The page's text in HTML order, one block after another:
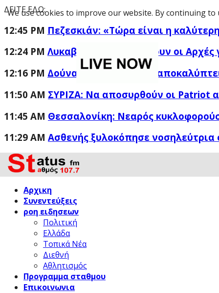
ΔΕΙΤΕ ΕΔΩ:
12:45 PM Πεζεσκιάν: «Τώρα είναι η
12:24 PM Λυκαβηττός: Τι εξετάζουν οι Αρχές
12:16 PM Δούναβης: Η ξηρασία
11:50 AM ΣΥΡΙΖΑ: Να αποσυρθούν οι Patriot
11:45 AM Θεσσαλονίκη: Νεαρός
11:29 AM Ασθενής ξυλοκόπησε νοσηλεύτρια
Αρχικη
Συνεντεύξεις
ροη ειδησεων
Πολιτική
Ελλάδα
Τοπικά Νέα
Διεθνή
Αθλητισμός
Προγραμμα σταθμου
Επικοινωνια
We use cookies to improve our website. By continuing